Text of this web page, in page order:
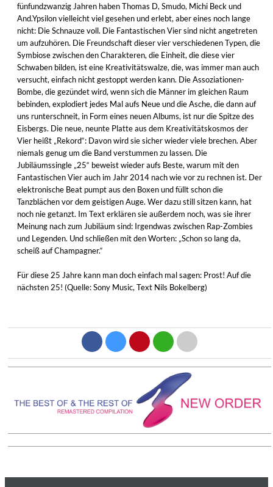
fünfundzwanzig Jahren haben Thomas D, Smudo, Michi Beck und
And.Ypsilon vielleicht viel gesehen und erlebt, aber eines noch lange
nicht: Die Schnauze voll. Die Fantastischen Vier sind nicht angetreten
um aufzuhören. Die Freundschaft dieser vier verschiedenen Typen, die
Symbiose zwischen den Charakteren, die Einheit, die diese vier
Schwaben bilden, ist eine Kreativitätswalze, die, was immer man auch
versucht, einfach nicht gestoppt werden kann. Die Assoziationen-
Bombe, die gezündet wird, wenn sich die Männer im gleichen Raum
bebinden, explodiert jedes Mal aufs Neue und die Asche, die dann auf
uns runterschneit, in Form eines neuen Albums, ist nur die Spitze des
Eisbergs. Die neue, neunte Platte aus dem Kreativitätskosmos der
Vier heißt „Rekord“: Davon wird sie sicher wieder viele brechen. Aber
niemals genug um die Band verstummen zu lassen. Die
Jubiläumssingle „25“ beweist wieder aufs Beste, warum mit den
Fantastischen Vier auch im Jahr 2014 nach wie vor zu rechnen ist. Der
elektronische Beat pumpt aus den Boxen und füllt schon die
Tanzblächen vor dem geistigen Auge. Wer dazu still sitzen kann, hat
noch nie getanzt. Im Text erklären sie außerdem noch, was sie ihrer
Meinung nach zum Jubiläum sind: Irgendwas zwischen Rap-Zombies
und Legenden. Und schließen mit den Worten: „Schon so lang da,
scheiß auf Champagner.“
Für diese 25 Jahre kann man doch einfach mal sagen: Prost! Auf die
nächsten 25! (Quelle: Sony Music, Text Nils Bokelberg)